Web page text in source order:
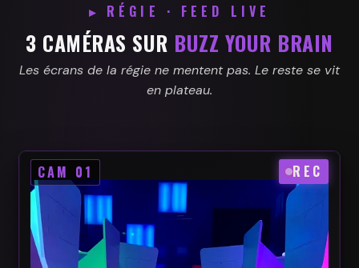
▸ RÉGIE · FEED LIVE
3 CAMÉRAS SUR BUZZ YOUR BRAIN
Les écrans de la régie ne mentent pas. Le reste se vit
en plateau.
CAM 01 REC